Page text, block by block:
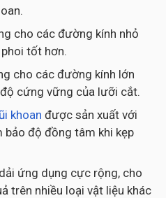
cho các đường kính nhỏ
tốt hơn.
cho các đường kính lớn
cứng vững của lưỡi cắt.
khoan được sản xuất với
bảo độ đồng tâm khi kẹp
ứng dụng cực rộng, cho
trên nhiều loại vật liệu khác